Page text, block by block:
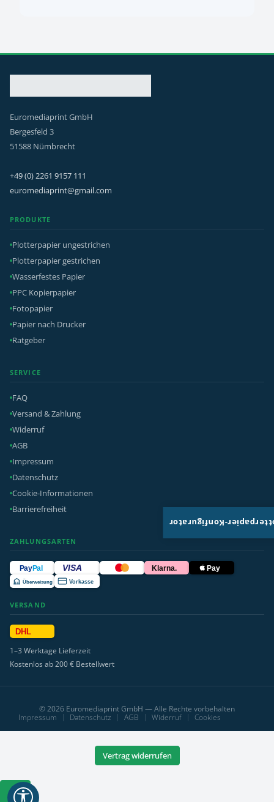
Euromediaprint GmbH
Bergesfeld 3
51588 Nümbrecht
+49 (0) 2261 9157 111
euromediaprint@gmail.com
PRODUKTE
Plotterpapier ungestrichen
Plotterpapier gestrichen
Wasserfestes Papier
PPC Kopierpapier
Fotopapier
Papier nach Drucker
Ratgeber
SERVICE
FAQ
Versand & Zahlung
Widerruf
AGB
Impressum
Datenschutz
Cookie-Informationen
Barrierefreiheit
ZAHLUNGSARTEN
PayPal VISA Klarna. Pay
Überweisung Vorkasse
VERSAND
DHL
1–3 Werktage Lieferzeit
Kostenlos ab 200 € Bestellwert
© 2026 Euromediaprint GmbH — Alle Rechte vorbehalten
Impressum
Datenschutz AGB Widerruf Cookies
Vertrag widerrufen
Werkzeugleiste
anzeigen
Plotterpapier-